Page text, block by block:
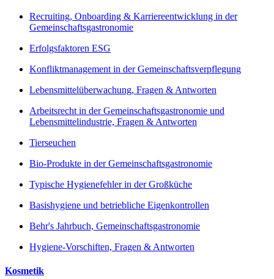
Recruiting, Onboarding & Karriereentwicklung in der
Gemeinschaftsgastronomie
Erfolgsfaktoren ESG
Konfliktmanagement in der Gemeinschaftsverpflegung
Lebensmittelüberwachung, Fragen & Antworten
Arbeitsrecht in der Gemeinschaftsgastronomie und
Lebensmittelindustrie, Fragen & Antworten
Tierseuchen
Bio-Produkte in der Gemeinschaftsgastronomie
Typische Hygienefehler in der Großküche
Basishygiene und betriebliche Eigenkontrollen
Behr's Jahrbuch, Gemeinschaftsgastronomie
Hygiene-Vorschiften, Fragen & Antworten
Kosmetik